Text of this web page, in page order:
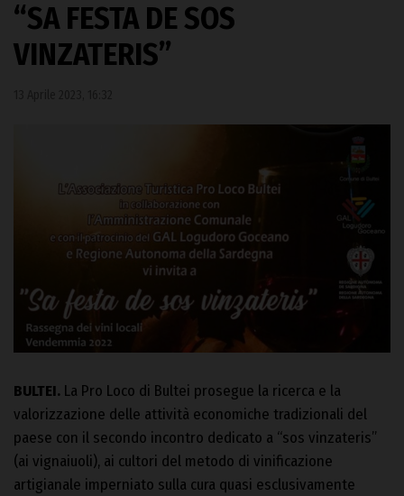
“SA FESTA DE SOS
VINZATERIS”
BULTEI. La Pro Loco di Bultei prosegue la ricerca e la
valorizzazione delle attività economiche tradizionali del
paese con il secondo incontro dedicato a “sos vinzateris”
(ai vignaiuoli), ai cultori del metodo di vinificazione
artigianale imperniato sulla cura quasi esclusivamente